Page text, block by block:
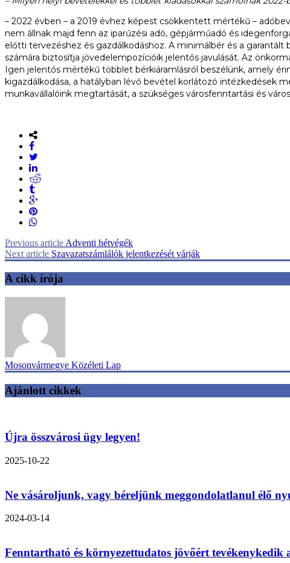
– 2022 évben – a 2019 évhez képest csökkentett mértékű –
nem állnak majd fenn az iparűzési adó, gépjárműadó és
előtti tervezéshez és gazdálkodáshoz. A minimálbér és a
számára biztosítja jövedelempozícióik jelentős javulását. Az
Igen jelentős mértékű többlet bérkiáramlásról beszélünk, amely
kigazdálkodása, a hatályban lévő bevétel korlátozó intézkedések
munkavállalóink megtartását, a szükséges városfenntartási és
Previous article Adventi hétvégék
Next article Szavazatszámlálók jelentkezését várják
A cikk írója
Mosonvármegye Közéleti Lap
Ajánlott cikkek
Újra összvárosi ügy legyen!
2025-10-22
Ne vásároljunk, vagy béreljünk meggondolatlanul élő
2024-03-14
Fenntartható és környezettudatos jövőért tevékenykedik